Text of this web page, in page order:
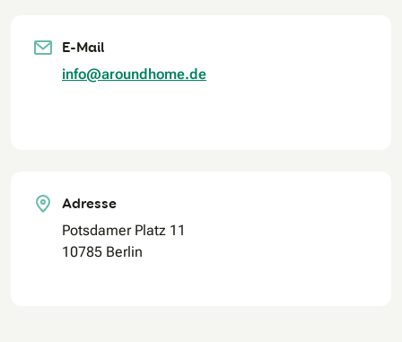
E-Mail
info@aroundhome.de
Adresse
Potsdamer Platz 11
10785 Berlin